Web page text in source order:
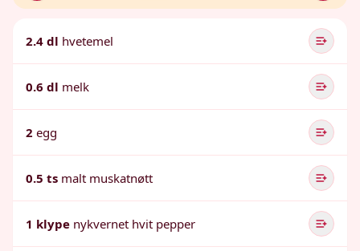
2.4 dl hvetemel
0.6 dl melk
2 egg
0.5 ts malt muskatnøtt
1 klype nykvernet hvit pepper